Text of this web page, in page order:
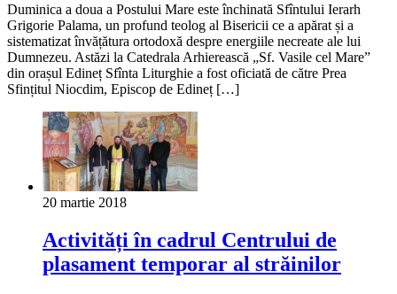
Duminica a doua a Postului Mare este închinată Sfîntului Ierarh
Grigorie Palama, un profund teolog al Bisericii ce a apărat și a
sistematizat învățătura ortodoxă despre energiile necreate ale lui
Dumnezeu. Astăzi la Catedrala Arhierească „Sf. Vasile cel Mare”
din orașul Edineț Sfînta Liturghie a fost oficiată de către Prea
Sfințitul Niocdim, Episcop de Edineț […]
20 martie 2018
Activități în cadrul Centrului de
plasament temporar al străinilor